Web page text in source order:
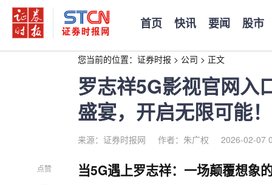
首页 快讯 要闻 股市
您当前的位置： 证券时报 > 公司 > 正文
罗志祥5G影视官网入
盛宴，开启无限可能！
来源：证券时报网 作者：朱广权 2026-02-07
点赞 当5G遇上罗志祥：一场颠覆想象